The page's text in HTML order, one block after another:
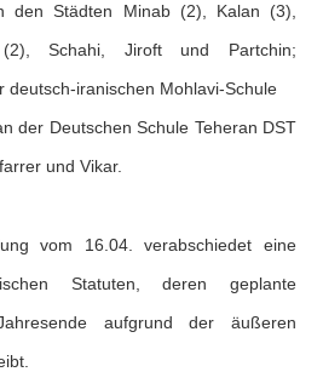
den Städten Minab (2), Kalan (3),
Schahi, Jiroft und Partchin;
deutsch-iranischen Mohlavi-Schule
der Deutschen Schule Teheran DST
und Vikar.
vom 16.04. verabschiedet eine
Statuten, deren geplante
aufgrund der äußeren